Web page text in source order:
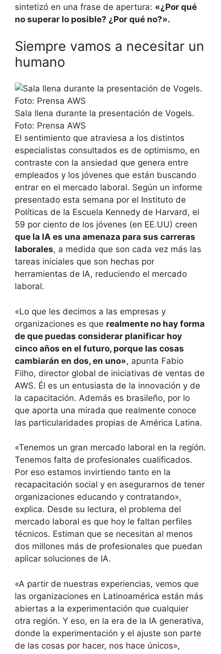
sintetizó en una frase de apertura: «¿Por qué
no superar lo posible? ¿Por qué no?».
Siempre vamos a necesitar un
humano
Sala llena durante la presentación de Vogels.
Foto: Prensa AWS
El sentimiento que atraviesa a los distintos
especialistas consultados es de optimismo, en
contraste con la ansiedad que genera entre
empleados y los jóvenes que están buscando
entrar en el mercado laboral. Según un informe
presentado esta semana por el Instituto de
Políticas de la Escuela Kennedy de Harvard, el
59 por ciento de los jóvenes (en EE.UU) creen
que la IA es una amenaza para sus carreras
laborales, a medida que son cada vez más las
tareas iniciales que son hechas por
herramientas de IA, reduciendo el mercado
laboral.
«Lo que les decimos a las empresas y
organizaciones es que realmente no hay forma
de que puedas considerar planificar hoy
cinco años en el futuro, porque las cosas
cambiarán en dos, en uno», apunta Fabio
Filho, director global de iniciativas de ventas de
AWS. Él es un entusiasta de la innovación y de
la capacitación. Además es brasileño, por lo
que aporta una mirada que realmente conoce
las particularidades propias de América Latina.
«Tenemos un gran mercado laboral en la región.
Tenemos falta de profesionales cualificados.
Por eso estamos invirtiendo tanto en la
recapacitación social y en asegurarnos de tener
organizaciones educando y contratando»,
explica. Desde su lectura, el problema del
mercado laboral es que hoy le faltan perfiles
técnicos. Estiman que se necesitan al menos
dos millones más de profesionales que puedan
aplicar soluciones de IA.
«A partir de nuestras experiencias, vemos que
las organizaciones en Latinoamérica están más
abiertas a la experimentación que cualquier
otra región. Y eso, en la era de la IA generativa,
donde la experimentación y el ajuste son parte
de las cosas por hacer, nos hace únicos»,